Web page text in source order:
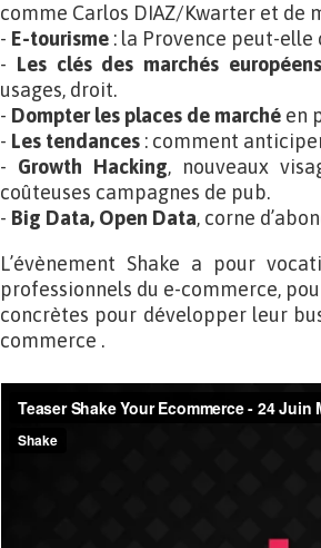
comme Carlos DIAZ/Kwarter et de
- E-tourisme : la Provence peut-
- Les clés des marchés
usages, droit.
- Dompter les places de marché en
- Les tendances : comment
- Growth Hacking, nouveaux
coûteuses campagnes de pub.
- Big Data, Open Data, corne
L’évènement Shake a pour
professionnels du e-commerce,
concrètes pour développer leur
commerce .